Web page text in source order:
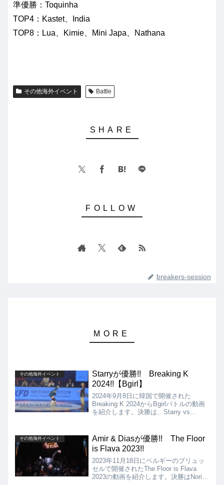
準優勝：Toquinha
TOP4：Kastet、India
TOP8：Lua、Kimie、Mini Japa、Nathana
その他海外イベント Battle
breakers-session
その他海外イベント
Starryが優勝!! Breaking K
2024!!【Bgirl】
2024年9月8日に韓国で開催された
Breaking K 2024からBgirlバトルの動画
を紹介します。決勝は、Starry vs
その他海外イベント
Amir & Diasが優勝!! The Floor
is Flava 2023!!
2023年11月18日にベルギーのブリュッ
セルで開催されたThe Floor is Flava
2023の動画を紹介します。決勝はNori &